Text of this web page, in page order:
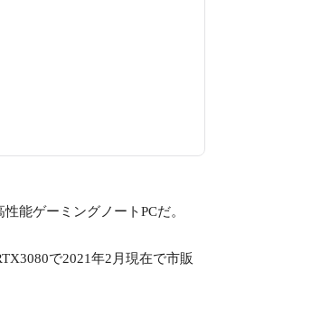
能ゲーミングノートPCだ。
で2021年2月現在で市販